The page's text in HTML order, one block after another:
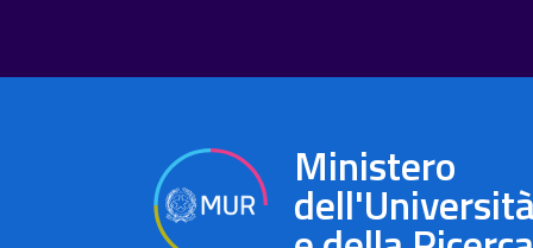
Ministero
dell'Università